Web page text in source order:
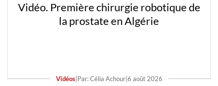
Vidéo. Première chirurgie robotique de
la prostate en Algérie
Vidéos| Par: Célia Achour| 6 août 2026